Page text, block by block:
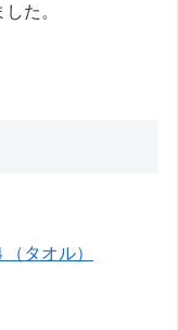
た。
タオル）